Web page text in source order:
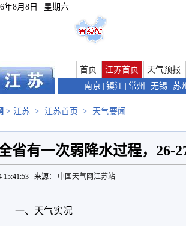
年8月8日 星期六
首页 江苏首页
天气预报
南京 镇江 常州 无锡 苏
> 江苏 > 江苏首页 > 天气要闻
省有一次弱降水过程，26-
15:41:53 来源： 中国天气网江苏站
一、天气实况